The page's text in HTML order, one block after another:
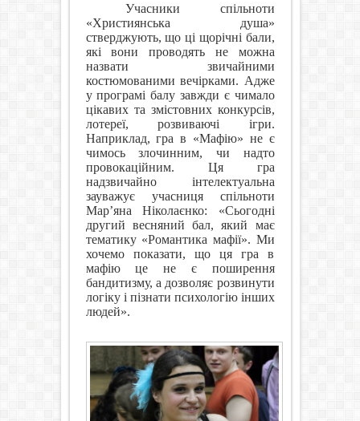
Учасники спільноти
«Християнська душа»
стверджують, що ці щорічні бали,
які вони проводять не можна
назвати звичайними
костюмованими вечірками. Адже
у програмі балу завжди є чимало
цікавих та змістовних конкурсів,
лотереї, розвиваючі ігри.
Наприклад, гра в «Мафію» не є
чимось злочинним, чи надто
провокаційним. Ця гра
надзвичайно інтелектуальна
зауважує учасниця спільноти
Мар’яна Ніколаєнко: «Сьогодні
другий весняний бал, який має
тематику «Романтика мафії». Ми
хочемо показати, що ця гра в
мафію це не є поширення
бандитизму, а дозволяє розвинути
логіку і пізнати психологію інших
людей».